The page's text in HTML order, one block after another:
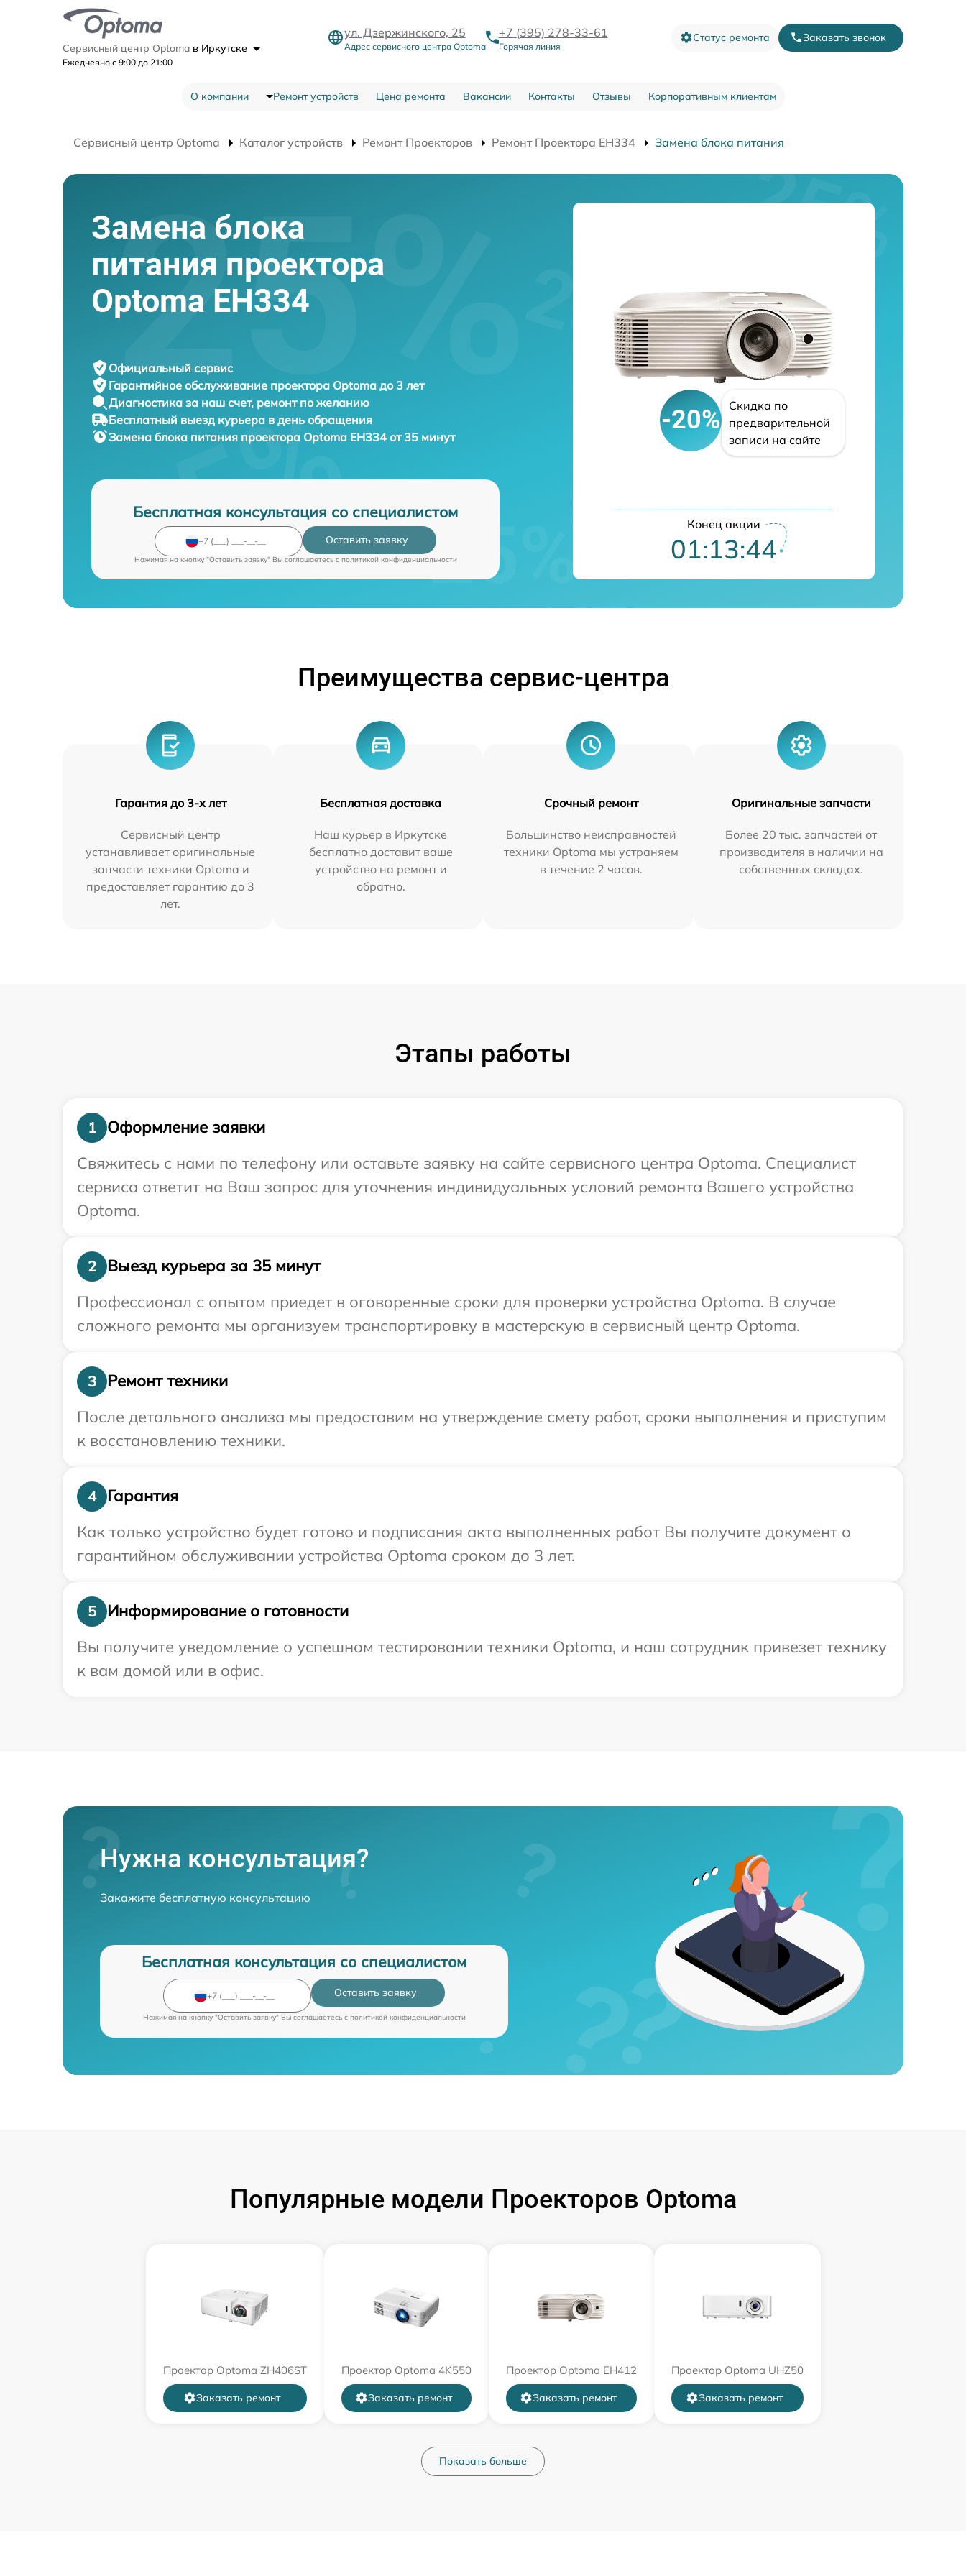
Сервисный центр Optoma в Иркутске
Ежедневно с 9:00 до 21:00
ул. Дзержинского, 25
Адрес сервисного центра Optoma
+7 (395) 278-33-61
Горячая линия
Статус ремонта Заказать звонок
О компании Ремонт устройств Цена ремонта Вакансии Контакты Отзывы Корпоративным клиентам
Сервисный центр Optoma Каталог устройств Ремонт Проекторов Ремонт Проектора EH334 Замена блока питания
Замена блока
питания проектора
Optoma EH334
Официальный сервис
Гарантийное обслуживание проектора Optoma до 3 лет
Диагностика за наш счет, ремонт по желанию
Бесплатный выезд курьера в день обращения
Замена блока питания проектора Optoma EH334 от 35 минут
Бесплатная консультация со специалистом
Оставить заявку
Нажимая на кнопку "Оставить заявку" Вы соглашаетесь c политикой конфиденциальности
-20%
Скидка по
предварительной
записи на сайте
Конец акции
01:13:43
Преимущества сервис-центра
Гарантия до 3-х лет
Сервисный центр
устанавливает оригинальные
запчасти техники Optoma и
предоставляет гарантию до 3
лет.
Бесплатная доставка
Наш курьер в Иркутске
бесплатно доставит ваше
устройство на ремонт и
обратно.
Срочный ремонт
Большинство неисправностей
техники Optoma мы устраняем
в течение 2 часов.
Оригинальные запчасти
Более 20 тыс. запчастей от
производителя в наличии на
собственных складах.
Этапы работы
1
Оформление заявки
Свяжитесь с нами по телефону или оставьте заявку на сайте сервисного центра Optoma. Специалист
сервиса ответит на Ваш запрос для уточнения индивидуальных условий ремонта Вашего устройства
Optoma.
2
Выезд курьера за 35 минут
Профессионал с опытом приедет в оговоренные сроки для проверки устройства Optoma. В случае
сложного ремонта мы организуем транспортировку в мастерскую в сервисный центр Optoma.
3
Ремонт техники
После детального анализа мы предоставим на утверждение смету работ, сроки выполнения и приступим
к восстановлению техники.
4
Гарантия
Как только устройство будет готово и подписания акта выполненных работ Вы получите документ о
гарантийном обслуживании устройства Optoma сроком до 3 лет.
5
Информирование о готовности
Вы получите уведомление о успешном тестировании техники Optoma, и наш сотрудник привезет технику
к вам домой или в офис.
Нужна консультация?
Закажите бесплатную консультацию
Бесплатная консультация со специалистом
Оставить заявку
Нажимая на кнопку "Оставить заявку" Вы соглашаетесь c политикой конфиденциальности
Популярные модели Проекторов Optoma
Проектор Optoma ZH406ST
Заказать ремонт
Проектор Optoma 4K550
Заказать ремонт
Проектор Optoma EH412
Заказать ремонт
Проектор Optoma UHZ50
Заказать ремонт
Показать больше